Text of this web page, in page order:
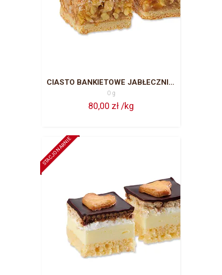
CIASTO BANKIETOWE JABŁECZNIK CAŁA BLACHA = 63 PORCJE
0 g
80,00 zł /kg
STACJONARNIE